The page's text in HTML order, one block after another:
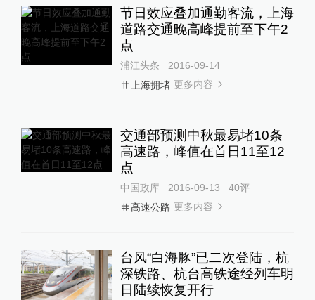
节日效应叠加通勤客流，上海
道路交通晚高峰提前至下午2
点
浦江头条
2016-09-14
上海拥堵 更多内容
交通部预测中秋最易堵10条
高速路，峰值在首日11至12
点
中国政库 2016-09-13 40评
高速公路 更多内容
台风“白海豚”已二次登陆，杭
深铁路、杭台高铁途经列车明
日陆续恢复开行